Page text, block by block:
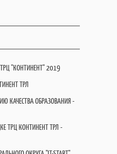
"КОНТИНЕНТ" 2019
ТРЛ
КАЧЕСТВА ОБРАЗОВАНИЯ -
ТРЦ КОНТИНЕНТ ТРЛ -